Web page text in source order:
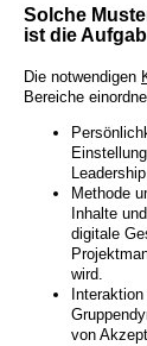
Solche
ist die
Die notwendigen
Bereiche
Methode
Inhalte
digitale
wird.
von